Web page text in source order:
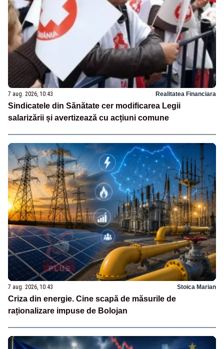
7 aug. 2026, 10:43 Realitatea Financiara
Sindicatele din Sănătate cer modificarea Legii
salarizării și avertizează cu acțiuni comune
7 aug. 2026, 10:43 Stoica Marian
Criza din energie. Cine scapă de măsurile de
raționalizare impuse de Bolojan